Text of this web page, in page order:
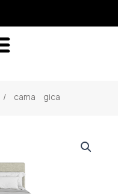
/ cama gica